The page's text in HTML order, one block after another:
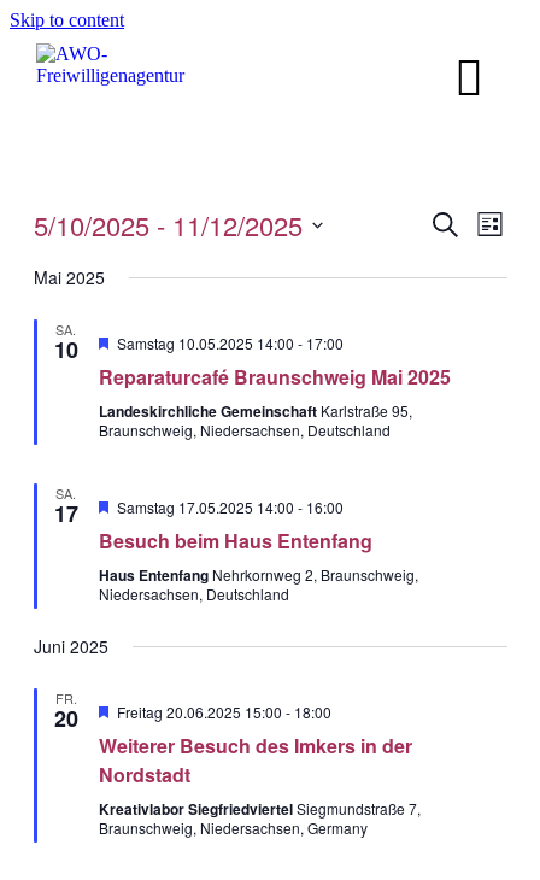
Skip to content
und
Suche
Liste
5/10/2025 - 11/12/2025
wählen.
Mai 2025
SA.
10 Hervorgehobe
Samstag 10.05.2025 14:00 - 17:00
Reparaturcafé Braunschweig Mai 2025
Landeskirchliche Gemeinschaft Karlstraße 95,
Braunschweig, Niedersachsen, Deutschland
SA.
17 Hervorgehobe
Samstag 17.05.2025 14:00 - 16:00
Besuch beim Haus Entenfang
Haus Entenfang Nehrkornweg 2, Braunschweig,
Niedersachsen, Deutschland
Juni 2025
FR.
20 Hervorgehobe
Freitag 20.06.2025 15:00 - 18:00
Weiterer Besuch des Imkers in der
Nordstadt
Kreativlabor SiegfriedviertelSiegmundstraße 7,
Braunschweig, Niedersachsen, Germany